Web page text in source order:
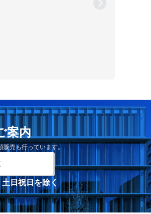
案内
販売も行っています。
日祝日を除く